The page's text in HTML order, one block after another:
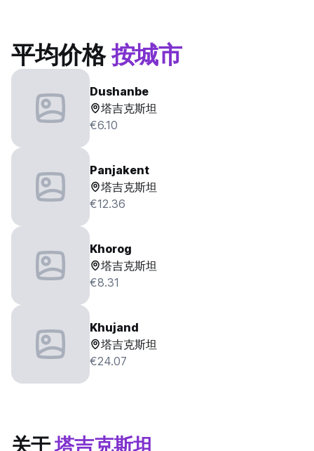
平均价格按城市
Dushanbe
塔吉克斯坦
€6.10
Panjakent
塔吉克斯坦
€12.36
Khorog
塔吉克斯坦
€8.31
Khujand
塔吉克斯坦
€24.07